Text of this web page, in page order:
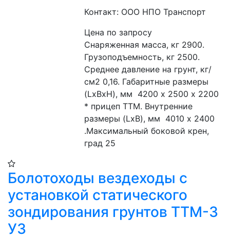
Контакт: ООО НПО Транспорт
Цена по запросу
Снаряженная масса, кг 2900.
Грузоподъемность, кг 2500.
Среднее давление на грунт, кг/
см2 0,16. Габаритные размеры
(LxBxH), мм  4200 х 2500 х 2200
* прицеп ТТМ. Внутренние
размеры (LxB), мм  4010 х 2400
.Максимальный боковой крен,
град 25
Болотоходы вездеходы с
установкой статического
зондирования грунтов ТТМ-3
УЗ